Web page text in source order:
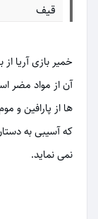
قیف
خمیر بازی آریا
آن از مواد مضر
ها از پارافین و
که آسیبی به
نمی نماید.